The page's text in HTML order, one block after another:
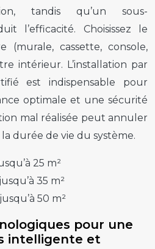
tandis qu’un sous-
l’efficacité. Choisissez le
(murale, cassette, console,
intérieur. L’installation par
est indispensable pour
optimale et une sécurité
mal réalisée peut annuler
durée de vie du système.
25 m²
35 m²
50 m²
pour une
intelligente et